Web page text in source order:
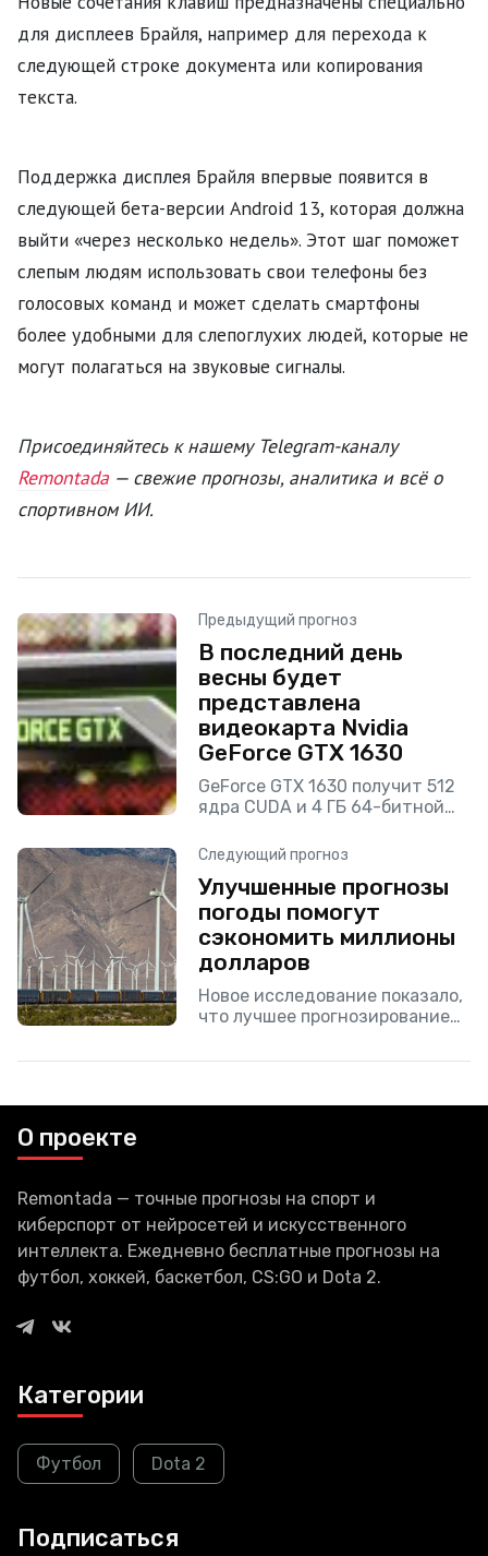
для дисплеев Брайля, например для перехода к
следующей строке документа или копирования
текста.
Поддержка дисплея Брайля впервые появится в
следующей бета-версии Android 13, которая должна
выйти «через несколько недель». Этот шаг поможет
слепым людям использовать свои телефоны без
голосовых команд и может сделать смартфоны
более удобными для слепоглухих людей, которые не
могут полагаться на звуковые сигналы.
Присоединяйтесь к нашему Telegram-каналу
Remontada — свежие прогнозы, аналитика и всё о
спортивном ИИ.
Предыдущий прогноз
В последний день
весны будет
представлена
видеокарта Nvidia
GeForce GTX 1630
GeForce GTX 1630 получит 512
ядра CUDA и 4 ГБ 64-битной
Следующий прогноз
Улучшенные прогнозы
погоды помогут
сэкономить миллионы
долларов
Новое исследование показало,
что лучшее прогнозирование
американским потребителям
О проекте
Remontada — точные прогнозы на спорт и
киберспорт от нейросетей и искусственного
интеллекта. Ежедневно бесплатные прогнозы на
футбол, хоккей, баскетбол, CS:GO и Dota 2.
Категории
Футбол Dota 2
Подписаться